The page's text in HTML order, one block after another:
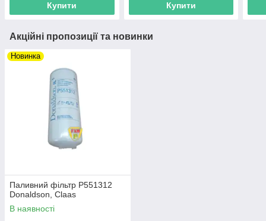
Купити Купити
Акційні пропозиції та новинки
Новинка
Паливний фільтр P551312
Donaldson, Claas
В наявності